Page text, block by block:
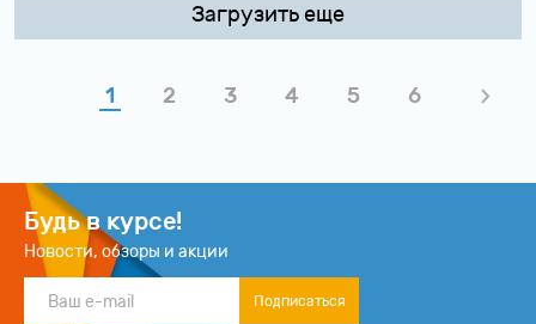
Загрузить еще
1 2 3 4 5 6
Будь в курсе!
Новости, обзоры и акции
Подписаться